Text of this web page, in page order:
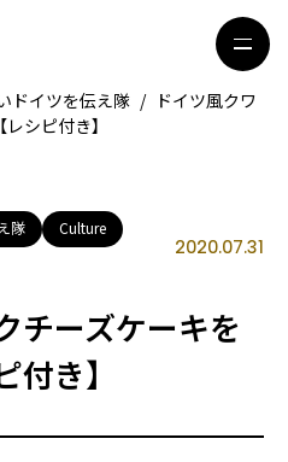
グルメ
ドイツを伝え隊 / ドイツ風クワ
シピ付き】
隊
Culture
2020.07.31
チーズケーキを
き】